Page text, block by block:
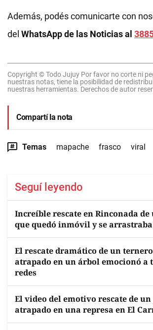
Además, podés comunicarte con
del WhatsApp de las Noticias al
Copyright © Todo Jujuy Por favor no corte ni
nuestras notas, tiene la posibilidad de
nuestras herramientas. Derechos de autor
Compartí la nota
Temas mapache frasco viral
Seguí leyendo
Increíble rescate en Rinconada
que quedó inmóvil y se arrastraba
El rescate dramático de un
atrapado en un árbol emocionó a
redes
El video del emotivo rescate de
atrapado en una represa en El